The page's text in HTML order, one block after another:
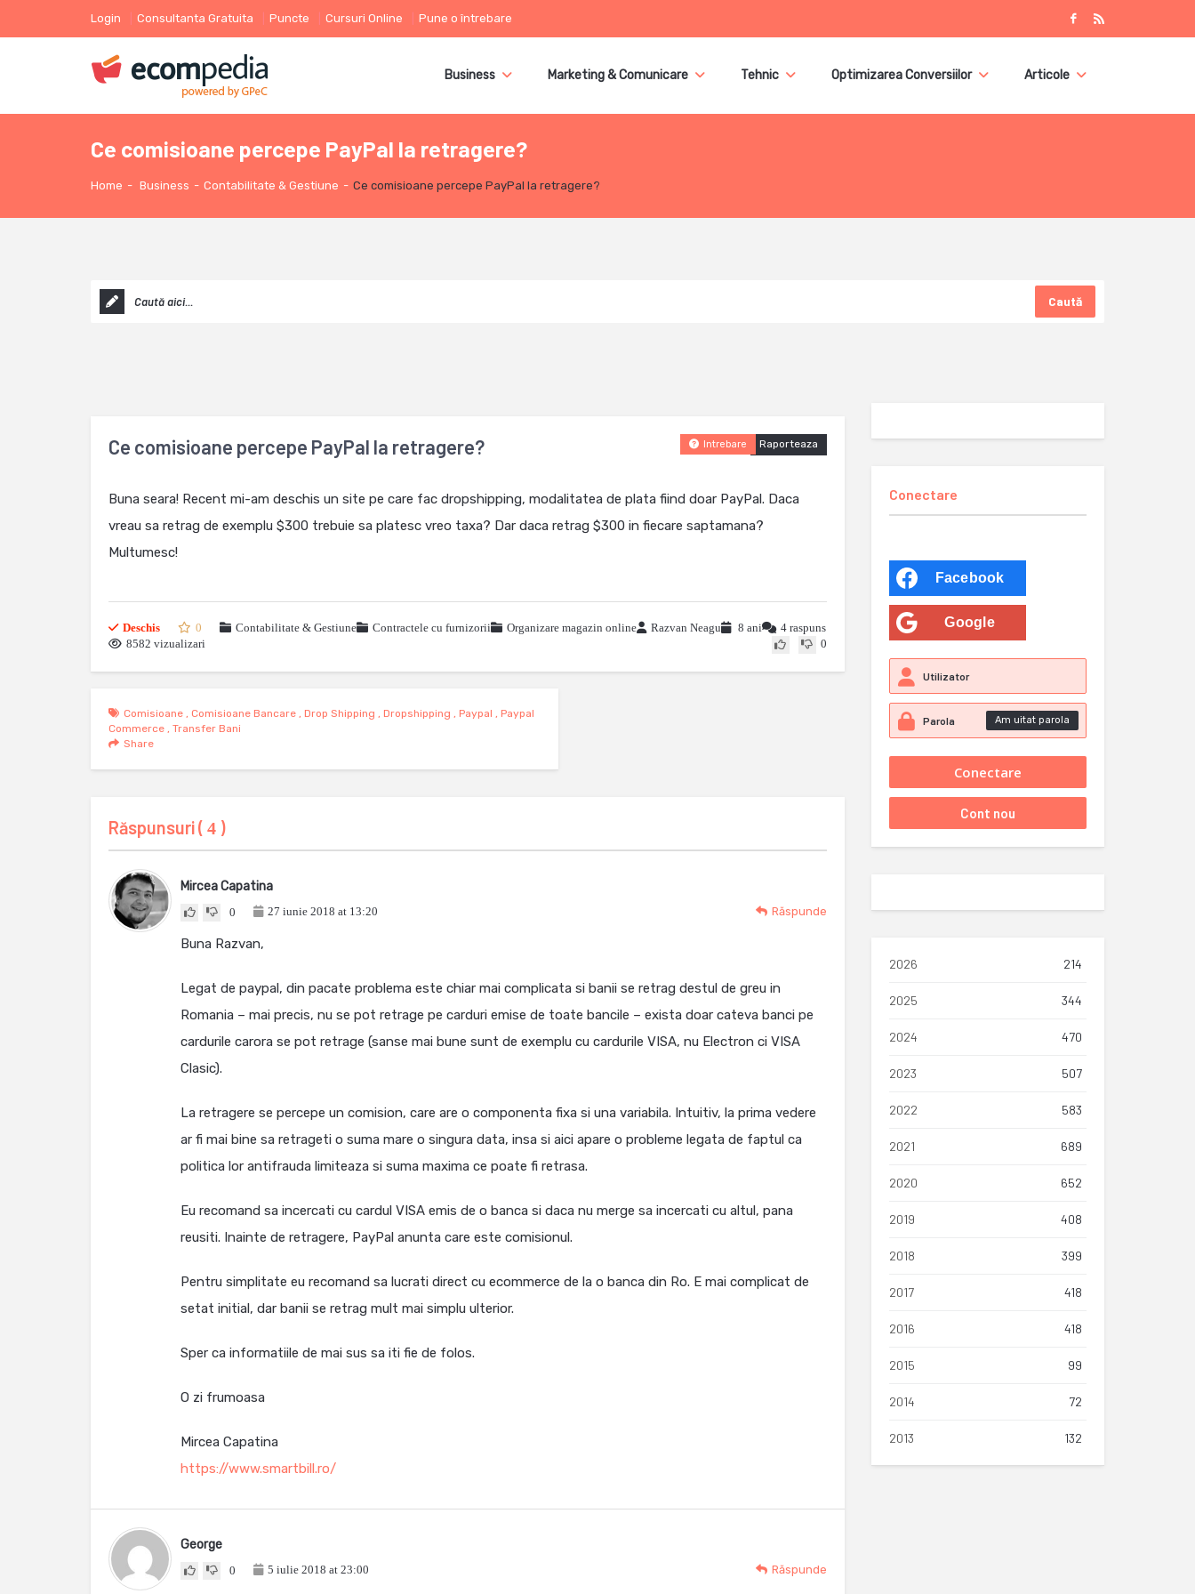
Login Consultanta Gratuita Puncte Cursuri Online Pune o întrebare
Business Marketing & Comunicare Tehnic Optimizarea Conversiilor Articole
Ce comisioane percepe PayPal la retragere?
Home - Business - Contabilitate & Gestiune - Ce comisioane percepe PayPal la retragere?
Caută
Ce comisioane percepe PayPal la retragere? Raporteaza
Intrebare
Buna seara! Recent mi-am deschis un site pe care fac dropshipping, modalitatea de plata fiind doar PayPal. Daca
vreau sa retrag de exemplu $300 trebuie sa platesc vreo taxa? Dar daca retrag $300 in fiecare saptamana?
Multumesc!
Deschis 0 Contabilitate & Gestiune Contractele cu furnizorii Organizare magazin online Razvan Neagu 8 ani
4 raspuns
8582 vizualizari
0
Comisioane , Comisioane Bancare , Drop Shipping , Dropshipping , Paypal , Paypal
Commerce , Transfer Bani
Share
Răspunsuri ( 4 )
Mircea Capatina
0 27 iunie 2018 at 13:20 Răspunde
Buna Razvan,
Legat de paypal, din pacate problema este chiar mai complicata si banii se retrag destul de greu in
Romania – mai precis, nu se pot retrage pe carduri emise de toate bancile – exista doar cateva banci pe
cardurile carora se pot retrage (sanse mai bune sunt de exemplu cu cardurile VISA, nu Electron ci VISA
Clasic).
La retragere se percepe un comision, care are o componenta fixa si una variabila. Intuitiv, la prima vedere
ar fi mai bine sa retrageti o suma mare o singura data, insa si aici apare o probleme legata de faptul ca
politica lor antifrauda limiteaza si suma maxima ce poate fi retrasa.
Eu recomand sa incercati cu cardul VISA emis de o banca si daca nu merge sa incercati cu altul, pana
reusiti. Inainte de retragere, PayPal anunta care este comisionul.
Pentru simplitate eu recomand sa lucrati direct cu ecommerce de la o banca din Ro. E mai complicat de
setat initial, dar banii se retrag mult mai simplu ulterior.
Sper ca informatiile de mai sus sa iti fie de folos.
O zi frumoasa
Mircea Capatina
https://www.smartbill.ro/
George
0 5 iulie 2018 at 23:00 Răspunde
Conectare
Facebook
Google
Am uitat parola
2026 214
2025 344
2024 470
2023 507
2022 583
2021 689
2020 652
2019 408
2018 399
2017 418
2016 418
2015 99
2014 72
2013 132